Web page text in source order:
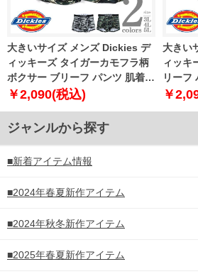
大きいサイズ メンズ Dickies デ
ィッキーズ タイガーカモフラ柄
ボクサー ブリーフ パンツ 肌着
下着 80533100
￥2,090(税込)
大きい
ィッキ
リーフ
￥
ジャンルから探す
■新着アイテム情報
■2024年春夏新作アイテム
■2024年秋冬新作アイテム
■2025年春夏新作アイテム